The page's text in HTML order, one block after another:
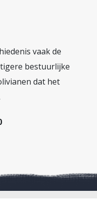
vaak de
bestuurlijke
dat het